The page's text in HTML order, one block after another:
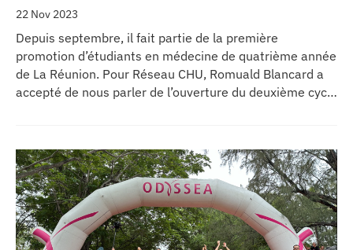
22 Nov 2023
Depuis septembre, il fait partie de la première
promotion d’étudiants en médecine de quatrième année
de La Réunion. Pour Réseau CHU, Romuald Blancard a
accepté de nous parler de l’ouverture du deuxième cycle
rêves jamais trop grands etc. ont été abordés dans les
locaux du nouveau campus bioclimatique de Sainte-
Terre. Sans langue de bois.